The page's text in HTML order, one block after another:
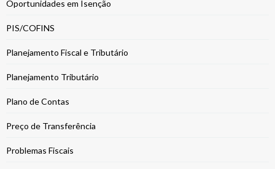
Oportunidades em Isenção
PIS/COFINS
Planejamento Fiscal e Tributário
Planejamento Tributário
Plano de Contas
Preço de Transferência
Problemas Fiscais